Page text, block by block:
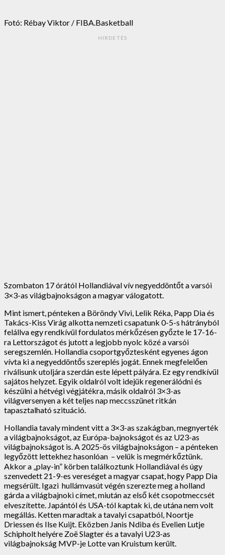
Fotó: Rébay Viktor / FIBA.Basketball
HIRDETÉS
Szombaton 17 órától Hollandiával vív negyeddöntőt a varsói
3×3-as világbajnokságon a magyar válogatott.
Mint ismert, pénteken a Böröndy Vivi, Lelik Réka, Papp Dia és
Takács-Kiss Virág alkotta nemzeti csapatunk 0-5-s hátrányból
felállva egy rendkívül fordulatos mérkőzésen győzte le 17-16-
ra Lettországot és jutott a legjobb nyolc közé a varsói
seregszemlén. Hollandia csoportgyőztesként egyenes ágon
vívta ki a negyeddöntős szereplés jogát. Ennek megfelelően
riválisunk utoljára szerdán este lépett pályára. Ez egy rendkívül
sajátos helyzet. Egyik oldalról volt idejük regenerálódni és
készülni a hétvégi végjátékra, másik oldalról 3×3-as
világversenyen a két teljes nap meccsszünet ritkán
tapasztalható szituáció.
Hollandia tavaly mindent vitt a 3×3-as szakágban, megnyerték
a világbajnokságot, az Európa-bajnokságot és az U23-as
világbajnokságot is. A 2025-ös világbajnokságon – a pénteken
legyőzött lettekhez hasonlóan – velük is megmérkőztünk.
Akkor a „play-in” körben találkoztunk Hollandiával és úgy
szenvedett 21-9-es vereséget a magyar csapat, hogy Papp Dia
megsérült. Igazi hullámvasút végén szerezte meg a holland
gárda a világbajnoki címet, miután az első két csopotmeccsét
elveszítette. Japántól és USA-tól kaptak ki, de utána nem volt
megállás. Ketten maradtak a tavalyi csapatból, Noortje
Driessen és Ilse Kuijt. Eközben Janis Ndiba és Evelien Lutje
Schipholt helyére Zoë Slagter és a tavalyi U23-as
világbajnokság MVP-je Lotte van Kruistum került.